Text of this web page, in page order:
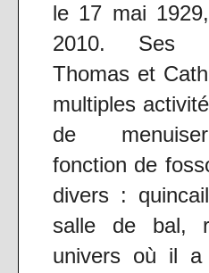
le 17 mai
2010. Ses
Thomas et
multiples
de
fonction de
divers :
salle de bal,
univers où il